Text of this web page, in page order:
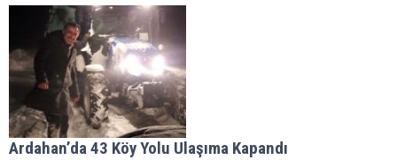
Ardahan’da 43 Köy Yolu Ulaşıma Kapandı